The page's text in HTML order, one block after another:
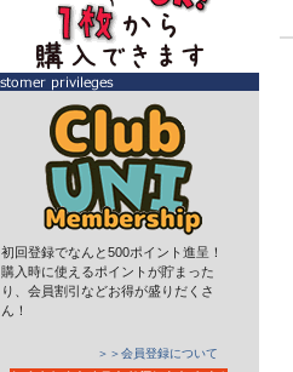
初回登録でなんと500ポイント進呈！
購入時に使えるポイントが貯まった
り、会員割引などお得が盛りだくさ
ん！
＞＞会員登録について